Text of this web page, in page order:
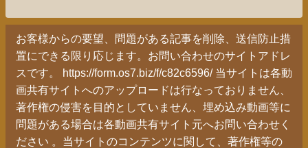
お客様からの要望、問題がある記事を削除、送信防止措
置にできる限り応じます。お問い合わせのサイトアドレ
スです。 https://form.os7.biz/f/c82c6596/ 当サイトは各動
画共有サイトへのアップロードは行なっておりません、
著作権の侵害を目的としていません、埋め込み動画等に
問題がある場合は各動画共有サイト元へお問い合わせく
ださい 。当サイトのコンテンツに関して、著作権等の